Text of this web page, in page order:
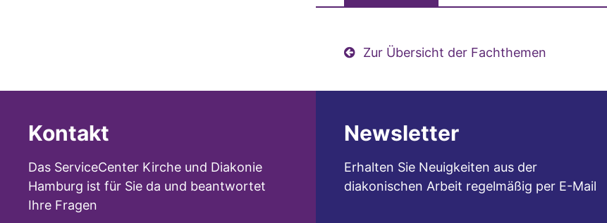
Zur Übersicht der Fachthemen
Kontakt
Das ServiceCenter Kirche und Diakonie
Hamburg ist für Sie da und beantwortet
Ihre Fragen
Newsletter
Erhalten Sie Neuigkeiten aus der
diakonischen Arbeit regelmäßig per E-Mail